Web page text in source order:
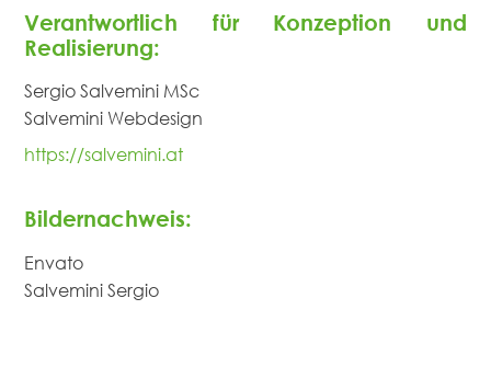
Verantwortlich für Konzeption und
Realisierung:
Sergio Salvemini MSc
Salvemini Webdesign
https://salvemini.at
Bildernachweis:
Envato
Salvemini Sergio